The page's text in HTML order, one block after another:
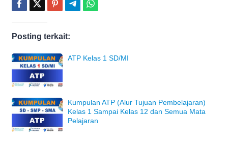
Posting terkait:
ATP Kelas 1 SD/MI
Kumpulan ATP (Alur Tujuan Pembelajaran)
Kelas 1 Sampai Kelas 12 dan Semua Mata
Pelajaran